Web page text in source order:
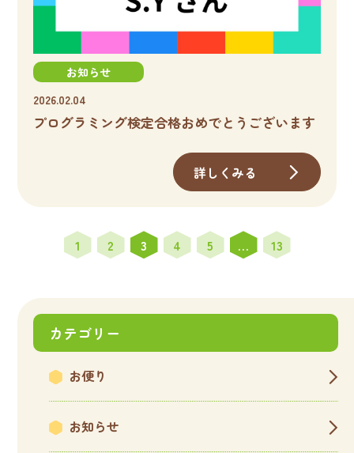
お知らせ
2026.02.04
プログラミング検定合格おめでとうございます
詳しくみる
1 2 3 4 5 … 13
カテゴリー
お便り
お知らせ